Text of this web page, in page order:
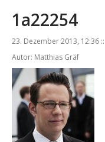
1a22254
23. Dezember 2013, 12:36 ::
Autor: Matthias Gräf